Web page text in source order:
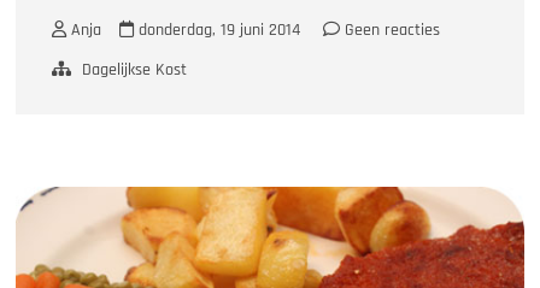
Anja donderdag, 19 juni 2014
Geen reacties
Dagelijkse Kost